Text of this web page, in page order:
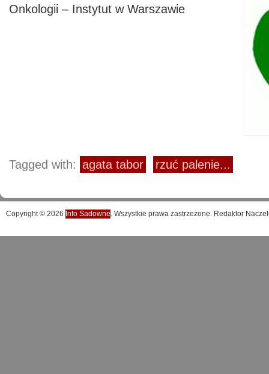
Onkologii – Instytut w Warszawie
Tagged with: agata tabor rzuć palenie...
Copyright © 2026 Info Sadowne. Wszystkie prawa zastrzeżone. Redaktor